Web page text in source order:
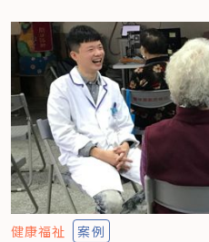
健康福祉 案例